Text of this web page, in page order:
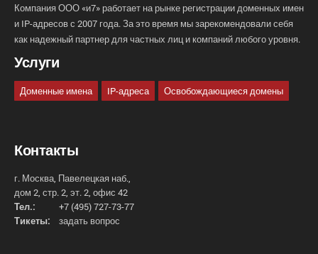
Компания ООО «и7» работает на рынке регистрации доменных имен
и IP-адресов с 2007 года. За это время мы зарекомендовали себя
как надежный партнер для частных лиц и компаний любого уровня.
Услуги
Доменные имена IP-адреса Освобождающиеся домены
Контакты
г. Москва, Павелецкая наб.,
дом 2, стр. 2, эт. 2, офис 42
Тел.:
+7 (495) 727-73-77
Тикеты:
задать вопрос